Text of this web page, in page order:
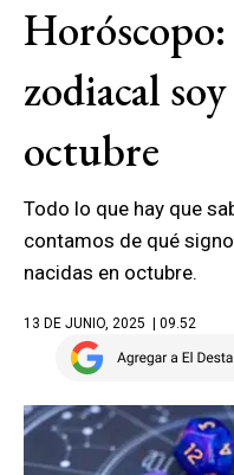
zodiacal
octubre
Todo lo que hay que
contamos de qué
nacidas en octubre.
13 DE JUNIO, 2025 | 09.52